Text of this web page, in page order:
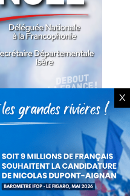
langue
22 mars 2025
est
X